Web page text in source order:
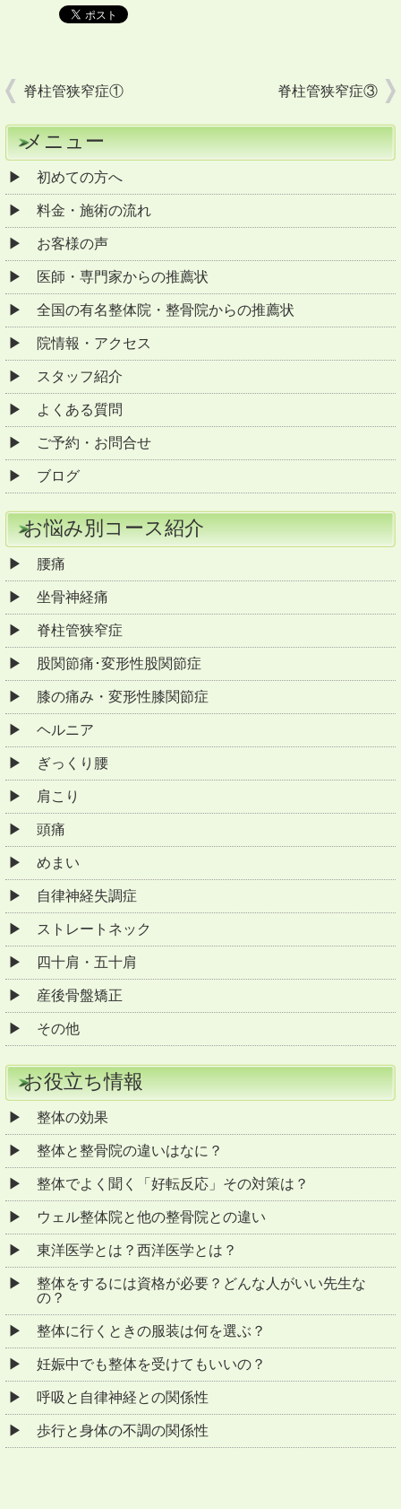
脊柱管狭窄症① 脊柱管狭窄症③
メニュー
初めての方へ
料金・施術の流れ
お客様の声
医師・専門家からの推薦状
全国の有名整体院・整骨院からの推薦状
院情報・アクセス
スタッフ紹介
よくある質問
ご予約・お問合せ
ブログ
お悩み別コース紹介
腰痛
坐骨神経痛
脊柱管狭窄症
股関節痛･変形性股関節症
膝の痛み・変形性膝関節症
ヘルニア
ぎっくり腰
肩こり
頭痛
めまい
自律神経失調症
ストレートネック
四十肩・五十肩
産後骨盤矯正
その他
お役立ち情報
整体の効果
整体と整骨院の違いはなに？
整体でよく聞く「好転反応」その対策は？
ウェル整体院と他の整骨院との違い
東洋医学とは？西洋医学とは？
整体をするには資格が必要？どんな人がいい先生な
の？
整体に行くときの服装は何を選ぶ？
妊娠中でも整体を受けてもいいの？
呼吸と自律神経との関係性
歩行と身体の不調の関係性